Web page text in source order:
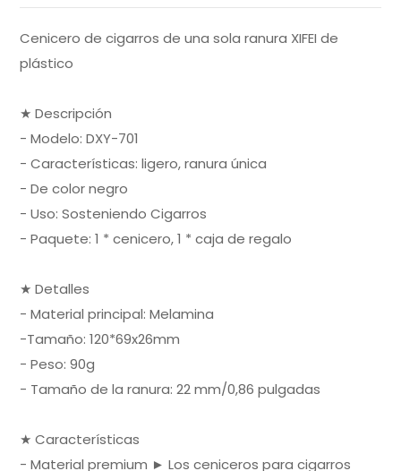
Cenicero de cigarros de una sola ranura XIFEI de
plástico
★ Descripción
- Modelo: DXY-701
- Características: ligero, ranura única
- De color negro
- Uso: Sosteniendo Cigarros
- Paquete: 1 * cenicero, 1 * caja de regalo
★ Detalles
- Material principal: Melamina
-Tamaño: 120*69x26mm
- Peso: 90g
- Tamaño de la ranura: 22 mm/0,86 pulgadas
★ Características
- Material premium ► Los ceniceros para cigarros